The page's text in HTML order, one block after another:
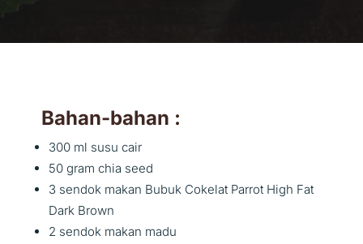
Bahan-bahan :
300 ml susu cair
50 gram chia seed
3 sendok makan Bubuk Cokelat Parrot High Fat
Dark Brown
2 sendok makan madu